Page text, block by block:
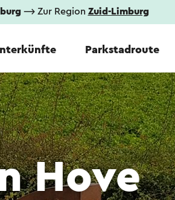
⟶ Zur Region Zuid-Limburg
Parkstadroute
Hove